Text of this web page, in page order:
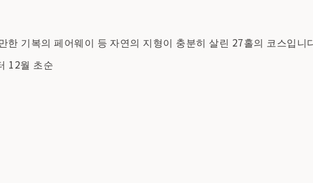
한 기복의 페어웨이 등 자연의 지형이 충분히 살린 27홀의 코스입
12월 초순